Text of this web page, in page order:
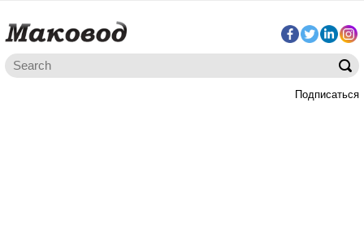
Подписаться